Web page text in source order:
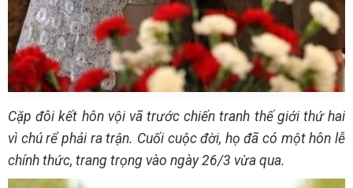
Cặp đôi kết hôn vội vã trước chiến tranh thế giới thứ hai
vì chú rể phải ra trận. Cuối cuộc đời, họ đã có một hôn lễ
chính thức, trang trọng vào ngày 26/3 vừa qua.